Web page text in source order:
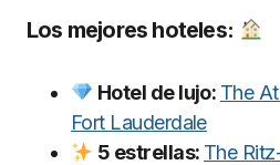
Los mejores hoteles:
Hotel de lujo: The
Fort Lauderdale
5 estrellas: The